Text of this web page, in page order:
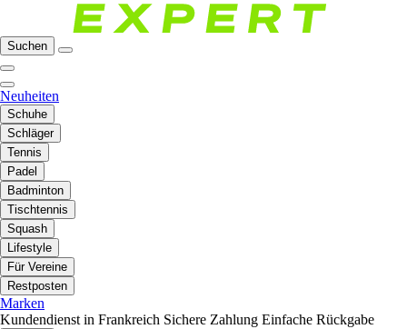
Suchen
Neuheiten
Schuhe
Schläger
Tennis
Padel
Badminton
Tischtennis
Squash
Lifestyle
Für Vereine
Restposten
Marken
Kundendienst in Frankreich Sichere Zahlung Einfache Rückgabe